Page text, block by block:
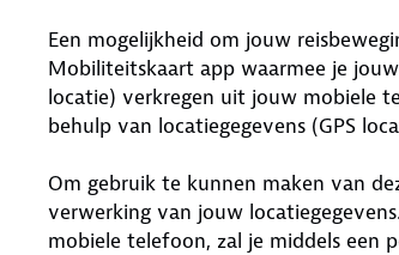
Een mogelijkheid om jouw
Mobiliteitskaart app waarmee je
locatie) verkregen uit jouw mobiele
behulp van locatiegegevens (GPS
Om gebruik te kunnen maken van
verwerking van jouw
mobiele telefoon, zal je middels een